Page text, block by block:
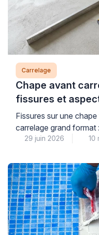
Carrelage
Chape avant
fissures et
s’inquiéter ?
Fissures sur une
carrelage grand format
présence n’est pas
que des microfissures
du séchage, sans
revêtement, à
de tolérance précis.
29 juin 2026 10